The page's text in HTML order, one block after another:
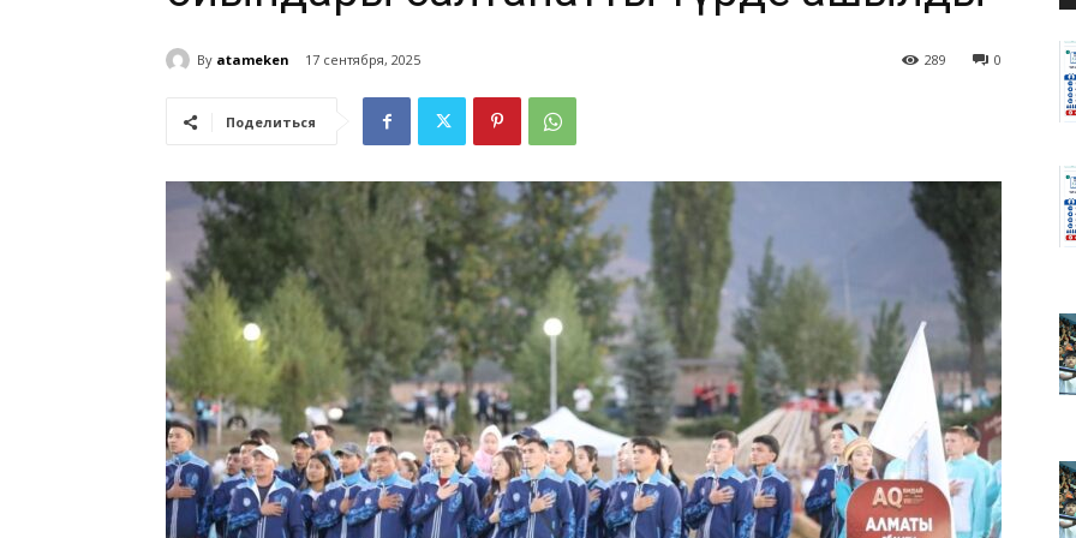
By atameken 17 сентября, 2025 0
289
Поделиться